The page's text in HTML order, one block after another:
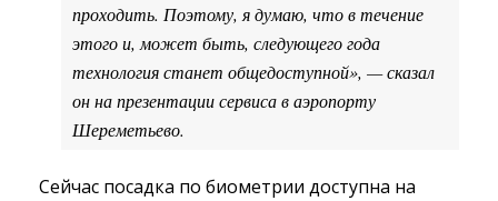
проходить. Поэтому, я думаю, что в течение
этого и, может быть, следующего года
технология станет общедоступной», — сказал
он на презентации сервиса в аэропорту
Шереметьево.
Сейчас посадка по биометрии доступна на